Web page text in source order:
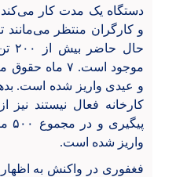
دستگاه یک مدت کار
و کارگران منتظر می‌مانند
حال
موجود است. ۷
و عیدی واریز شده است.
کارخانه فعال نیستند
واریز شده است.
فغفوری در واکنش به